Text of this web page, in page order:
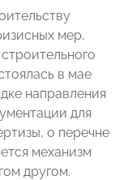
мер,
в мае
направления
для
о перечне
механизм
другом.